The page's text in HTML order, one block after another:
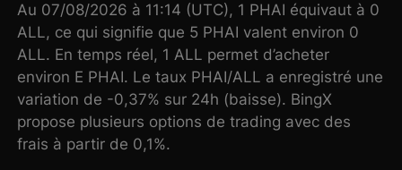
Au 07/08/2026 à 11:14 (UTC), 1 PHAI équivaut à 0
ALL, ce qui signifie que 5 PHAI valent environ 0
ALL. En temps réel, 1 ALL permet d’acheter
environ E PHAI. Le taux PHAI/ALL a enregistré une
variation de -0,37% sur 24h (baisse). BingX
propose plusieurs options de trading avec des
frais à partir de 0,1%.